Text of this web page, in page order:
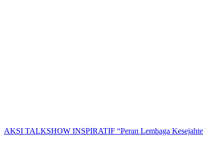
AKSI TALKSHOW INSPIRATIF “Peran Lembaga Kesejahte